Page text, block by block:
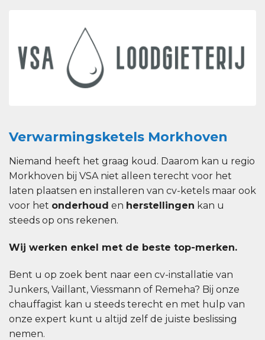
Verwarmingsketels Morkhoven
Niemand heeft het graag koud. Daarom kan u regio
Morkhoven bij VSA niet alleen terecht voor het
laten plaatsen en installeren van cv-ketels maar ook
voor het onderhoud en herstellingen kan u
steeds op ons rekenen.
Wij werken enkel met de beste top-merken.
Bent u op zoek bent naar een cv-installatie van
Junkers, Vaillant, Viessmann of Remeha? Bij onze
chauffagist kan u steeds terecht en met hulp van
onze expert kunt u altijd zelf de juiste beslissing
nemen.